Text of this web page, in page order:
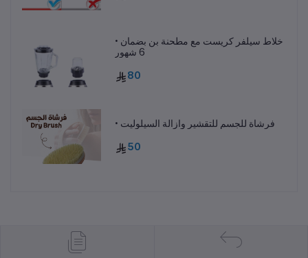
• خلاط سيلفر كريست مع مطحنة بن بضمان
6 شهور
80
• فرشاة للجسم للتقشير وازالة السيلوليت
50